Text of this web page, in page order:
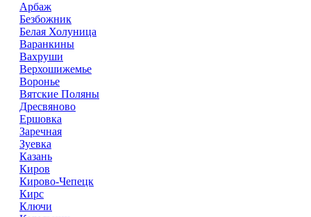
Арбаж
Безбожник
Белая Холуница
Варанкины
Вахруши
Верхошижемье
Воронье
Вятские Поляны
Дресвяново
Ершовка
Заречная
Зуевка
Казань
Киров
Кирово-Чепецк
Кирс
Ключи